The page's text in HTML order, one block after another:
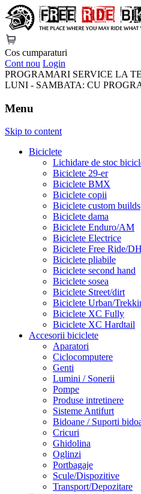
FreeRideBikes
Cos cumparaturi
Cont nou Login
PROGRAMARI SERVICE LA
LUNI - SAMBATA: CU
Menu
Skip to content
Biciclete
Lichidare de stoc
Biciclete 29-er
Biciclete BMX
Biciclete copii
Biciclete custom builds
Biciclete dama
Biciclete Enduro/AM
Biciclete Electrice
Biciclete Free Ride/DH
Biciclete pliabile
Biciclete second hand
Biciclete sosea
Biciclete Street/dirt
Biciclete Urban/
Biciclete XC Fully
Biciclete XC Hardtail
Accesorii biciclete
Aparatori
Ciclocomputere
Genti
Lumini / Sonerii
Pompe
Produse intretinere
Sisteme Antifurt
Bidoane / Suporti
Cricuri
Ghidolina
Oglinzi
Portbagaje
Scule/Dispozitive
Transport/Depozitare